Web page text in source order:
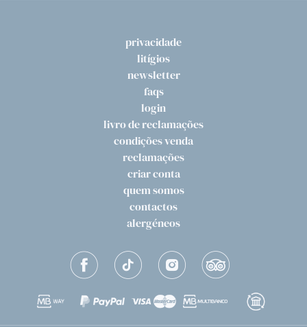
privacidade
litígios
newsletter
faqs
login
livro de reclamações
condições venda
reclamações
criar conta
quem somos
contactos
alergéneos